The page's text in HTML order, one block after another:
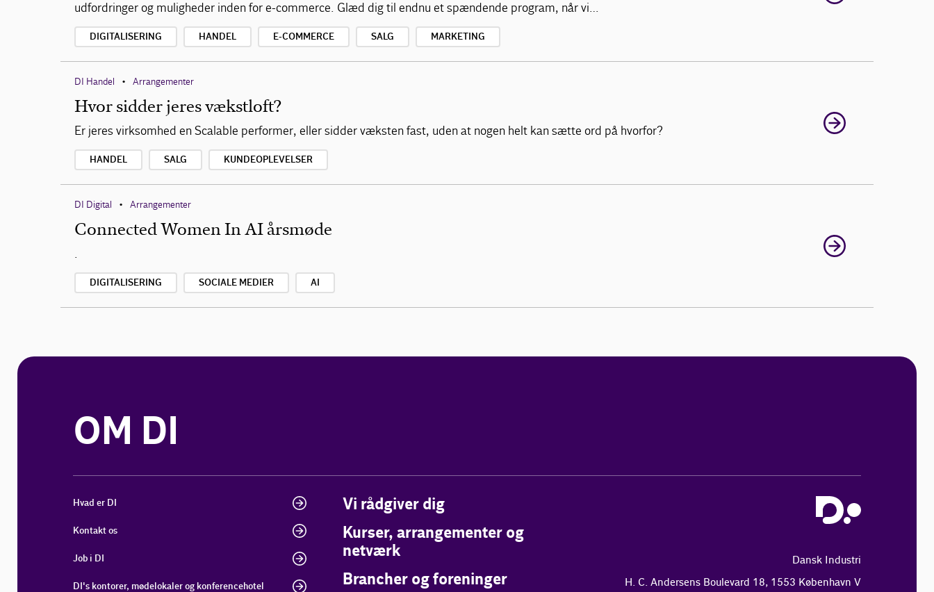
udfordringer og muligheder inden for e-commerce. Glæd dig til endnu et spændende program, når vi…
DIGITALISERING HANDEL E-COMMERCE SALG MARKETING
DI Handel • Arrangementer
Hvor sidder jeres vækstloft?
Er jeres virksomhed en Scalable performer, eller sidder væksten fast, uden at nogen helt kan sætte ord på hvorfor?
HANDEL SALG KUNDEOPLEVELSER
DI Digital • Arrangementer
Connected Women In AI årsmøde
.
DIGITALISERING SOCIALE MEDIER AI
OM DI
Hvad er DI
Kontakt os
Job i DI
DI's kontorer, mødelokaler og konferencehotel
Vi rådgiver dig
Kurser, arrangementer og
netværk
Brancher og foreninger
Dansk Industri
H. C. Andersens Boulevard 18, 1553 København V